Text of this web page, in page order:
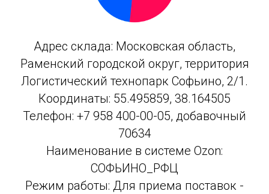
Адрес склада: Московская область,
Раменский городской округ, территория
Логистический технопарк Софьино, 2/1.
Координаты: 55.495859, 38.164505
Телефон: +7 958 400-00-05, добавочный
70634
Наименование в системе Ozon:
СОФЬИНО_РФЦ
Режим работы: Для приема поставок -